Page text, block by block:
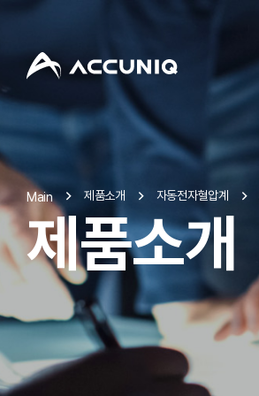
Main 제품소개 자동전자혈압계
제품소개